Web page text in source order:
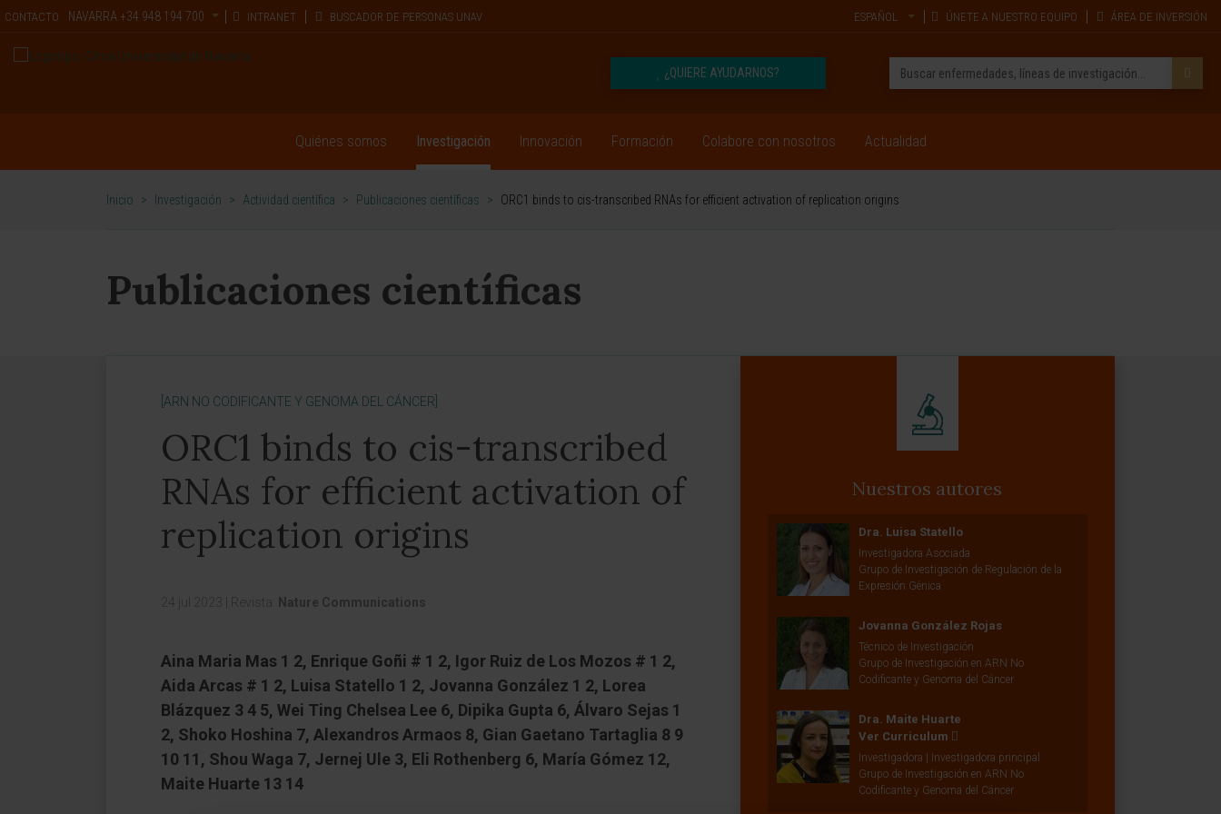
CONTACTO NAVARRA +34 948 194 700 INTRANET BUSCADOR DE PERSONAS UNAV ESPAÑOL ÚNETE A NUESTRO EQUIPO ÁREA DE INVERSIÓN
¿QUIERE AYUDARNOS?
Quiénes somos Investigación Innovación Formación Colabore con nosotros Actualidad
Inicio > Investigación > Actividad científica > Publicaciones científicas > ORC1 binds to cis-transcribed RNAs for efficient activation of replication origins
Publicaciones científicas
[ARN NO CODIFICANTE Y GENOMA DEL CÁNCER]
ORC1 binds to cis-transcribed
RNAs for efficient activation of
replication origins
24 jul 2023 Revista: Nature Communications
Aina Maria Mas 1 2, Enrique Goñi # 1 2, Igor Ruiz de Los Mozos # 1 2,
Aida Arcas # 1 2, Luisa Statello 1 2, Jovanna González 1 2, Lorea
Blázquez 3 4 5, Wei Ting Chelsea Lee 6, Dipika Gupta 6, Álvaro Sejas 1
2, Shoko Hoshina 7, Alexandros Armaos 8, Gian Gaetano Tartaglia 8 9
10 11, Shou Waga 7, Jernej Ule 3, Eli Rothenberg 6, María Gómez 12,
Maite Huarte 13 14
Nuestros autores
Dra. Luisa Statello
Investigadora Asociada
Grupo de Investigación de Regulación de la
Expresión Génica
Jovanna González Rojas
Técnico de Investigación
Grupo de Investigación en ARN No
Codificante y Genoma del Cáncer
Dra. Maite Huarte
Ver Curriculum
Investigadora | Investigadora principal
Grupo de Investigación en ARN No
Codificante y Genoma del Cáncer